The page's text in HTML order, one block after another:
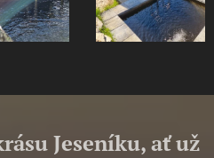
Jeseníku, ať už